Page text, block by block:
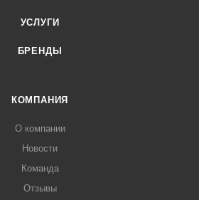
УСЛУГИ
БРЕНДЫ
КОМПАНИЯ
О компании
Новости
Команда
Отзывы